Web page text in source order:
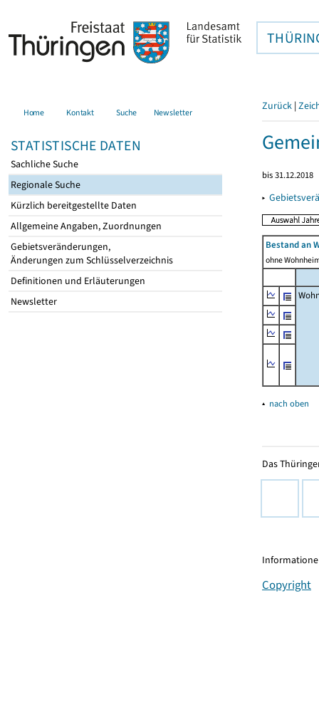
Home Kontakt Suche Newsletter
STATISTISCHE DATEN
Sachliche Suche
Regionale Suche
Kürzlich bereitgestellte Daten
Allgemeine Angaben, Zuordnungen
Gebietsveränderungen,
Änderungen zum Schlüsselverzeichnis
Definitionen und Erläuterungen
Newsletter
Zurück |
bis 31.12.2018
▸
Bestand an
ohne
▴ nach oben
Das
Copyright